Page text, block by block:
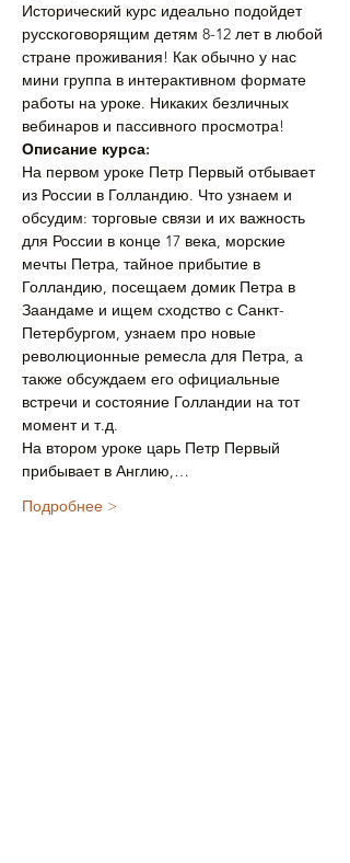
Исторический курс идеально подойдет
русскоговорящим детям 8-12 лет в любой
стране проживания! Как обычно у нас
мини группа в интерактивном формате
работы на уроке. Никаких безличных
вебинаров и пассивного просмотра!
Описание курса:
На первом уроке Петр Первый отбывает
из России в Голландию. Что узнаем и
обсудим: торговые связи и их важность
для России в конце 17 века, морские
мечты Петра, тайное прибытие в
Голландию, посещаем домик Петра в
Заандаме и ищем сходство с Санкт-
Петербургом, узнаем про новые
революционные ремесла для Петра, а
также обсуждаем его официальные
встречи и состояние Голландии на тот
момент и т.д.
На втором уроке царь Петр Первый
прибывает в Англию,…
Подробнее >